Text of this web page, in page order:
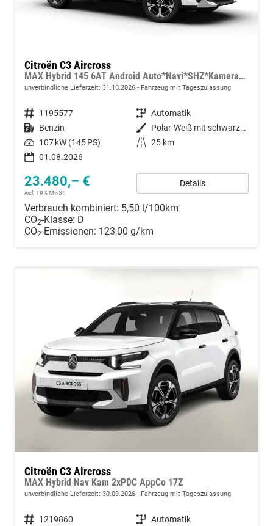
Citroën C3 Aircross
MAX Hybrid 145 6AT Android Auto*Navi*SHZ*Kamera*Totwinkel*Keyless*17"*Klimaauto
unverbindliche Lieferzeit: 31.10.2026 Fahrzeug mit Tageszulassung
Fahrzeugnummer 1195577 Getriebe Automatik
Kraftstoff Benzin Außenfarbe
Polar-Weiß mit schwarzem Dach
Leistung 107 kW (145 PS) Kilometerstand 25 km
01.08.2026
23.480,– €
incl. 19% MwSt.
Details
Verbrauch kombiniert: 5,50 l/100km
CO2-Klasse: D
CO2-Emissionen: 123,00 g/km
Citroën C3 Aircross
MAX Hybrid Nav Kam 2xPDC AppCo 17Z
unverbindliche Lieferzeit: 30.09.2026 Fahrzeug mit Tageszulassung
Fahrzeugnummer 1219860 Getriebe Automatik